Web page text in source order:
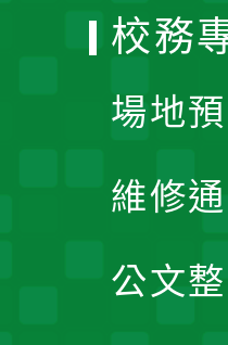
校務
場地
維修
公文